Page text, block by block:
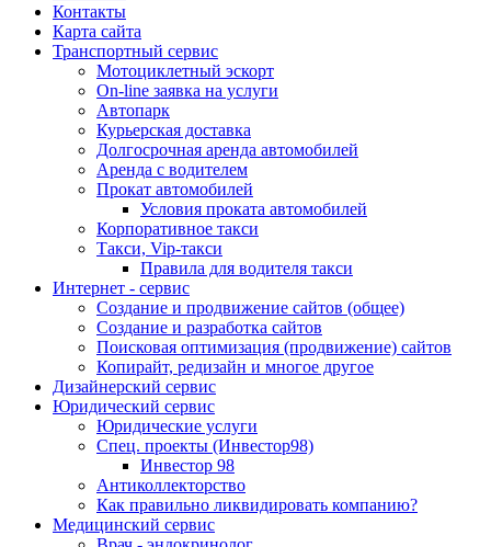
Контакты
Карта сайта
Транспортный сервис
Мотоциклетный эскорт
On-line заявка на услуги
Автопарк
Курьерская доставка
Долгосрочная аренда автомобилей
Аренда с водителем
Прокат автомобилей
Условия проката автомобилей
Корпоративное такси
Такси, Vip-такси
Правила для водителя такси
Интернет - сервис
Создание и продвижение сайтов (общее)
Создание и разработка сайтов
Поисковая оптимизация (продвижение) сайтов
Копирайт, редизайн и многое другое
Дизайнерский сервис
Юридический сервис
Юридические услуги
Спец. проекты (Инвестор98)
Инвестор 98
Антиколлекторство
Как правильно ликвидировать компанию?
Медицинский сервис